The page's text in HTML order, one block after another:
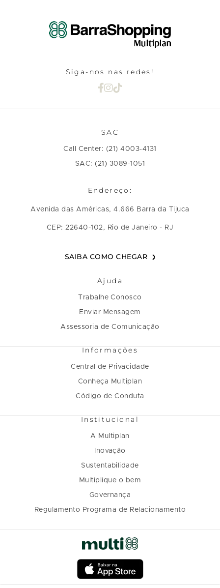
Siga-nos nas redes!
SAC
Call Center: (21) 4003-4131
SAC: (21) 3089-1051
Endereço:
Avenida das Américas, 4.666 Barra da Tijuca
CEP: 22640-102, Rio de Janeiro - RJ
SAIBA COMO CHEGAR
Ajuda
Trabalhe Conosco
Enviar Mensagem
Assessoria de Comunicação
Informações
Central de Privacidade
Conheça Multiplan
Código de Conduta
Institucional
A Multiplan
Inovação
Sustentabilidade
Multiplique o bem
Governança
Regulamento Programa de Relacionamento